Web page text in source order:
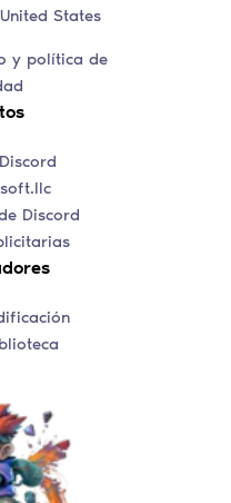
States
y política de
Discord